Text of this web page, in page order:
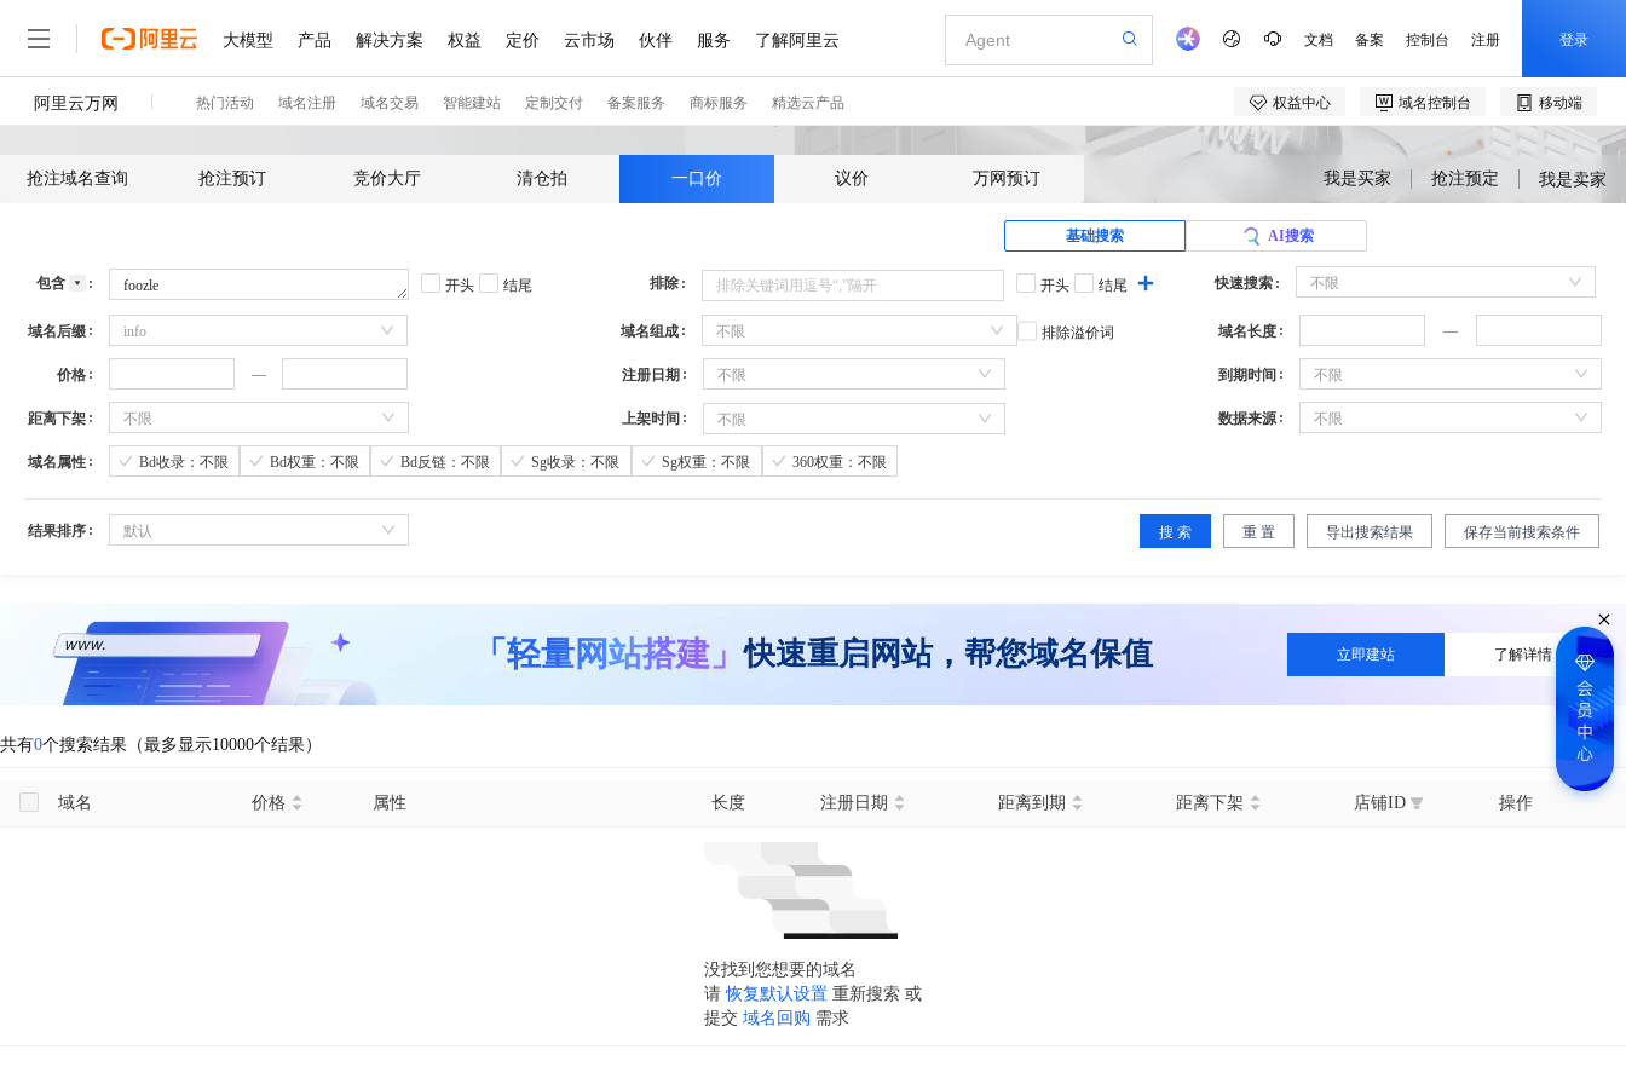
抢注域名查询 抢注预订 竞价大厅 清仓拍 一口价 议价 万网预订 我是买家 抢注预定 我是卖家
基础搜索 AI搜索
包含 开头 结尾 排除 开头 结尾 快速搜索 不限
域名后缀 info 域名组成 不限 排除溢价词 域名长度
价格 注册日期 不限 到期时间 不限
距离下架 不限 上架时间 不限 数据来源 不限
域名属性 Bd收录：不限 Bd权重：不限 Bd反链：不限 Sg收录：不限 Sg权重：不限 360权重：不限
结果排序 默认 搜 索 重 置 导出搜索结果 保存当前搜索条件
「轻量网站搭建」快速重启网站，帮您域名保值 立即建站 了解详情
共有0个搜索结果（最多显示10000个结果）
域名 价格 属性 长度 注册日期 距离到期 距离下架 店铺ID 操作
没找到您想要的域名
请 恢复默认设置 重新搜索 或
提交 域名回购 需求